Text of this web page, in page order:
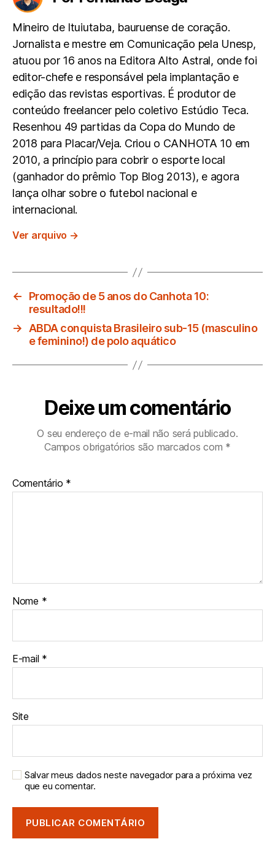
Mineiro de Ituiutaba, bauruense de coração.
Jornalista e mestre em Comunicação pela Unesp,
atuou por 16 anos na Editora Alto Astral, onde foi
editor-chefe e responsável pela implantação e
edição das revistas esportivas. É produtor de
conteúdo freelancer pelo coletivo Estúdio Teca.
Resenhou 49 partidas da Copa do Mundo de
2018 para Placar/Veja. Criou o CANHOTA 10 em
2010, a princípio para cobrir o esporte local
(ganhador do prêmio Top Blog 2013), e agora
lança olhar sobre o futebol nacional e
internacional.
Ver arquivo →
←
Promoção de 5 anos do Canhota 10:
resultado!!!
→ ABDA conquista Brasileiro sub-15 (masculino
e feminino!) de polo aquático
Deixe um comentário
O seu endereço de e-mail não será publicado.
Campos obrigatórios são marcados com *
Comentário *
Nome *
E-mail *
Site
Salvar meus dados neste navegador para a próxima vez
que eu comentar.